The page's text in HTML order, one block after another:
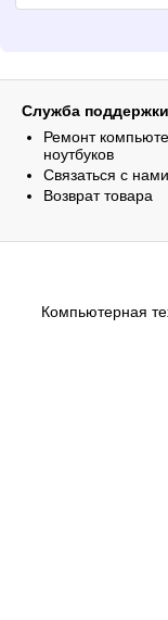
Служба поддержки
Ремонт
ноутбуков
Связаться с нами
Возврат товара
Компьютерная